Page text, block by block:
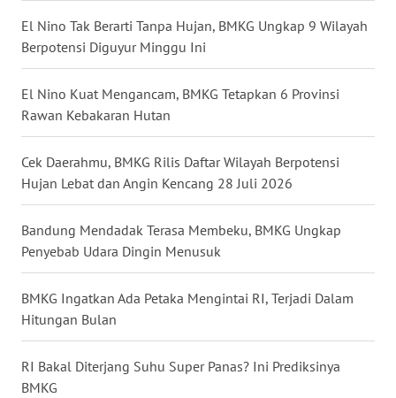
El Nino Tak Berarti Tanpa Hujan, BMKG Ungkap 9 Wilayah
Berpotensi Diguyur Minggu Ini
El Nino Kuat Mengancam, BMKG Tetapkan 6 Provinsi
Rawan Kebakaran Hutan
Cek Daerahmu, BMKG Rilis Daftar Wilayah Berpotensi
Hujan Lebat dan Angin Kencang 28 Juli 2026
Bandung Mendadak Terasa Membeku, BMKG Ungkap
Penyebab Udara Dingin Menusuk
BMKG Ingatkan Ada Petaka Mengintai RI, Terjadi Dalam
Hitungan Bulan
RI Bakal Diterjang Suhu Super Panas? Ini Prediksinya
BMKG
WN
NUSANTARA
WN
JATIM
BALI
KALBAR
KALTENG